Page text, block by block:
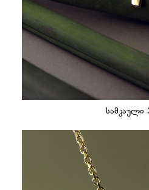
სამკაული